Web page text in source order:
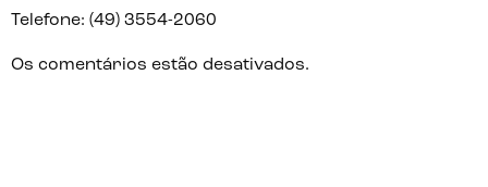
Telefone: (49) 3554-2060
Os comentários estão desativados.